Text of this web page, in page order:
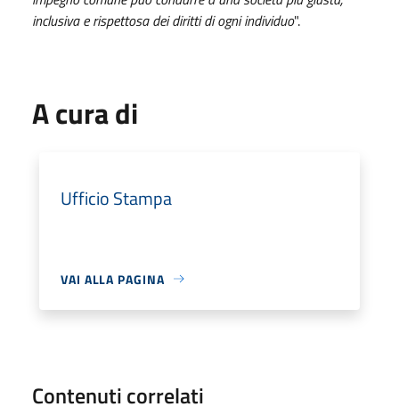
inclusiva e rispettosa dei diritti di ogni individuo".
A cura di
Ufficio Stampa
VAI ALLA PAGINA
Contenuti correlati